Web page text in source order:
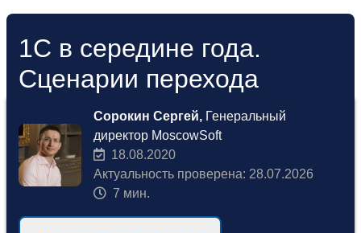
1С в середине года.
Сценарии перехода
Сорокин Сергей, Генеральный
директор MoscowSoft
18.08.2020
Актуальность проверена: 28.07.2026
7 мин.